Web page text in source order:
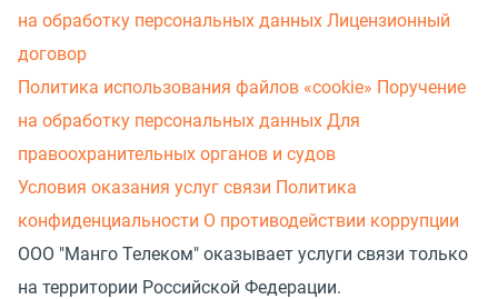
на обработку персональных данных Лицензионный
договор
Политика использования файлов «cookie» Поручение
на обработку персональных данных Для
правоохранительных органов и судов
Условия оказания услуг связи Политика
конфиденциальности О противодействии коррупции
ООО "Манго Телеком" оказывает услуги связи только
на территории Российской Федерации.